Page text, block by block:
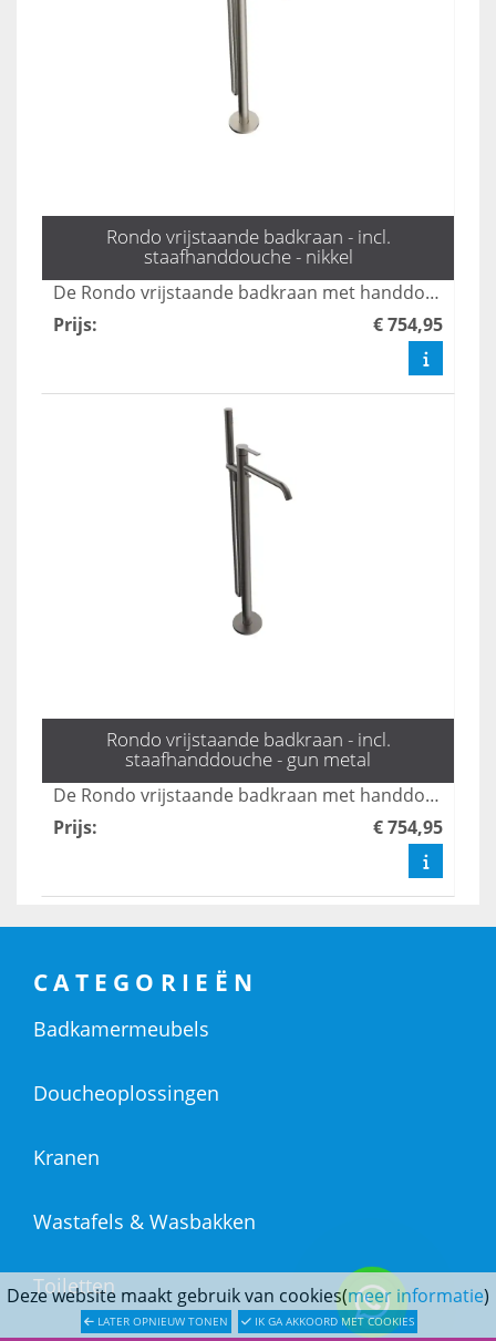
Rondo vrijstaande badkraan - incl.
staafhanddouche - nikkel
De Rondo vrijstaande badkraan met handdouche in mat zwart combineert stijl en functionaliteit, perfect voor moderne badkamers. Met een elegante uitstraling en gebruiksvriendelijke bediening biedt deze kraan een luxe ervaring tijdens uw badmomenten. Dankzij het duurzame ontwerp en de hoogwaardige afwerking is dit product een ideale keuze voor elk interieur.
Prijs: € 754,95
Rondo vrijstaande badkraan - incl.
staafhanddouche - gun metal
De Rondo vrijstaande badkraan met handdouche in gun metal combineert elegant design met functionaliteit, perfect voor een moderne badkamer. Met zijn strakke lijnen en luxe afwerking voegt deze kraan een vleugje stijl toe, terwijl de handdouche zorgt voor extra gebruiksgemak. Ideaal voor wie op zoek is naar een krachtige en esthetische oplossing voor hun badkamer.
Prijs: € 754,95
Deze website maakt gebruik van cookies(meer informatie)
LATER OPNIEUW TONEN IK GA AKKOORD MET COOKIES
CATEGORIEËN
Badkamermeubels
Doucheoplossingen
Kranen
Wastafels & Wasbakken
Toiletten